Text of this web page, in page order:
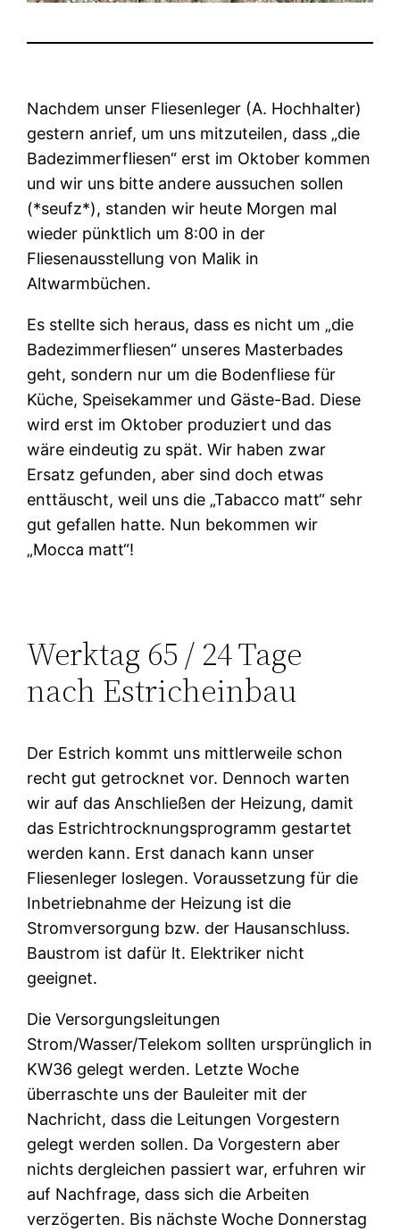
Nachdem unser Fliesenleger (A. Hochhalter)
gestern anrief, um uns mitzuteilen, dass „die
Badezimmerfliesen“ erst im Oktober kommen
und wir uns bitte andere aussuchen sollen
(*seufz*), standen wir heute Morgen mal
wieder pünktlich um 8:00 in der
Fliesenausstellung von Malik in
Altwarmbüchen.
Es stellte sich heraus, dass es nicht um „die
Badezimmerfliesen“ unseres Masterbades
geht, sondern nur um die Bodenfliese für
Küche, Speisekammer und Gäste-Bad. Diese
wird erst im Oktober produziert und das
wäre eindeutig zu spät. Wir haben zwar
Ersatz gefunden, aber sind doch etwas
enttäuscht, weil uns die „Tabacco matt“ sehr
gut gefallen hatte. Nun bekommen wir
„Mocca matt“!
Werktag 65 / 24 Tage
nach Estricheinbau
Der Estrich kommt uns mittlerweile schon
recht gut getrocknet vor. Dennoch warten
wir auf das Anschließen der Heizung, damit
das Estrichtrocknungsprogramm gestartet
werden kann. Erst danach kann unser
Fliesenleger loslegen. Voraussetzung für die
Inbetriebnahme der Heizung ist die
Stromversorgung bzw. der Hausanschluss.
Baustrom ist dafür lt. Elektriker nicht
geeignet.
Die Versorgungsleitungen
Strom/Wasser/Telekom sollten ursprünglich in
KW36 gelegt werden. Letzte Woche
überraschte uns der Bauleiter mit der
Nachricht, dass die Leitungen Vorgestern
gelegt werden sollen. Da Vorgestern aber
nichts dergleichen passiert war, erfuhren wir
auf Nachfrage, dass sich die Arbeiten
verzögerten. Bis nächste Woche Donnerstag